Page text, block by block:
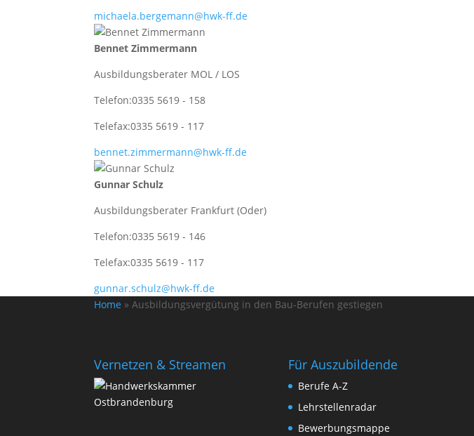
michaela.bergemann@hwk-ff.de
Bennet Zimmermann
Ausbildungsberater MOL / LOS
Telefon:0335 5619 - 158
Telefax:0335 5619 - 117
bennet.zimmermann@hwk-ff.de
Gunnar Schulz
Ausbildungsberater Frankfurt (Oder)
Telefon:0335 5619 - 146
Telefax:0335 5619 - 117
gunnar.schulz@hwk-ff.de
Home »Ausbildungsvergütung in den Bau-Berufen gestiegen
Vernetzen & Streamen Für Auszubildende
Berufe A-Z
Lehrstellenradar
Bewerbungsmappe